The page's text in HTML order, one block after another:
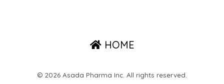
HOME
© 2026 Asada Pharma Inc. All rights reserved.